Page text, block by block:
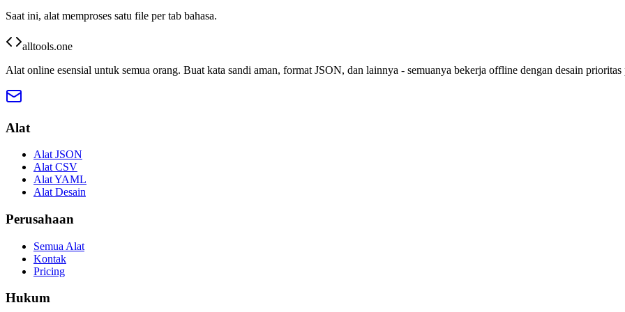
Saat ini, alat memproses satu file per tab bahasa.
alltools.one
Alat online esensial untuk semua orang. Buat kata sandi aman, format JSON, dan lainnya - semuanya bekerja offline dengan desain prioritas
Alat
Alat JSON
Alat CSV
Alat YAML
Alat Desain
Perusahaan
Semua Alat
Kontak
Pricing
Hukum